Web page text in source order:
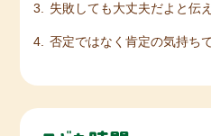
失敗しても大丈夫だよと伝
否定ではなく肯定の気持ち